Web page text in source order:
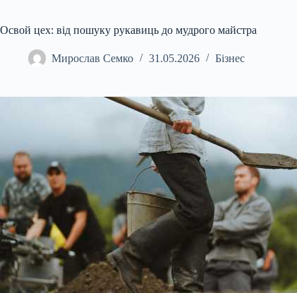
Освой цех: від пошуку рукавиць до мудрого майстра
Мирослав Семко 31.05.2026 Бізнес